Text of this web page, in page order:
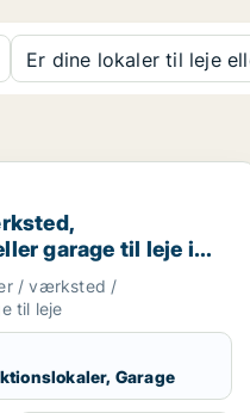
Er dine lokaler til leje
Sjællandproduktionslokaler
garage til leje i
/ værksted /
til leje
Garage